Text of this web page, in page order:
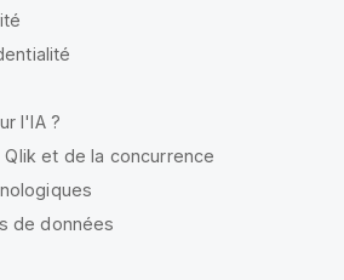
l'IA ?
et de la concurrence
de données